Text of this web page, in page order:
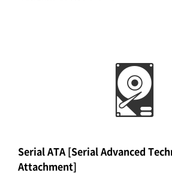
Serial ATA [Serial Advanced
Attachment]